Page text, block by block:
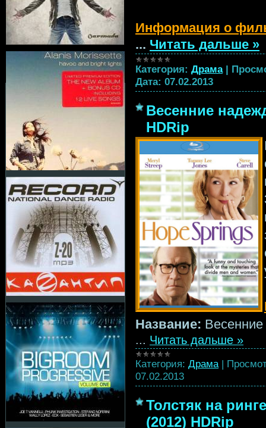
Информация о
... Читать дальше »
Категория: Драма |
Дата: 07.02.2013
Весенние
HDRip
Название:
... Читать дальше »
Категория: Драма |
07.02.2013
Толстяк на
(2012) HDRip